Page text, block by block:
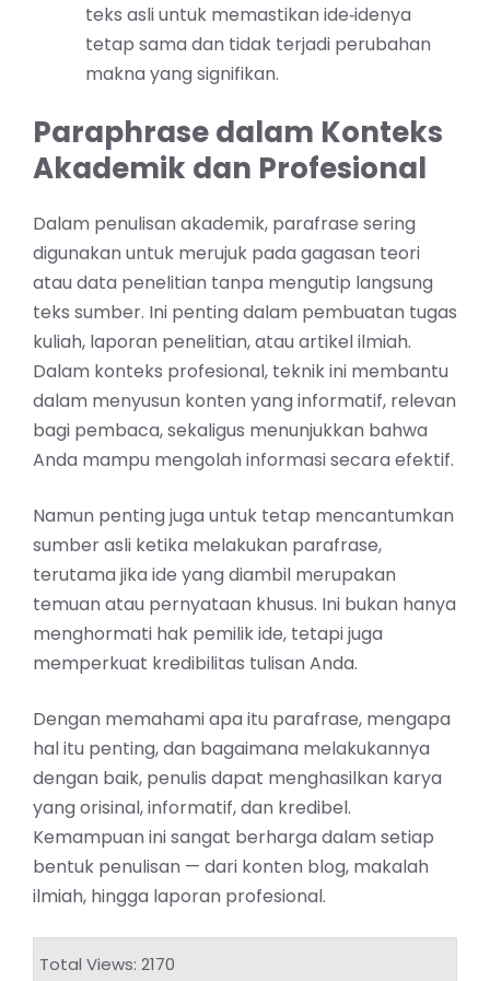
teks asli untuk memastikan ide‑idenya
tetap sama dan tidak terjadi perubahan
makna yang signifikan.
Paraphrase dalam Konteks
Akademik dan Profesional
Dalam penulisan akademik, parafrase sering
digunakan untuk merujuk pada gagasan teori
atau data penelitian tanpa mengutip langsung
teks sumber. Ini penting dalam pembuatan tugas
kuliah, laporan penelitian, atau artikel ilmiah.
Dalam konteks profesional, teknik ini membantu
dalam menyusun konten yang informatif, relevan
bagi pembaca, sekaligus menunjukkan bahwa
Anda mampu mengolah informasi secara efektif.
Namun penting juga untuk tetap mencantumkan
sumber asli ketika melakukan parafrase,
terutama jika ide yang diambil merupakan
temuan atau pernyataan khusus. Ini bukan hanya
menghormati hak pemilik ide, tetapi juga
memperkuat kredibilitas tulisan Anda.
Dengan memahami apa itu parafrase, mengapa
hal itu penting, dan bagaimana melakukannya
dengan baik, penulis dapat menghasilkan karya
yang orisinal, informatif, dan kredibel.
Kemampuan ini sangat berharga dalam setiap
bentuk penulisan — dari konten blog, makalah
ilmiah, hingga laporan profesional.
Total Views: 2170